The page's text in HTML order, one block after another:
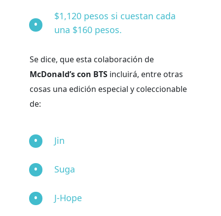
$1,120 pesos si cuestan cada
una $160 pesos.
Se dice, que esta colaboración de
McDonald’s con BTS incluirá, entre otras
cosas una edición especial y coleccionable
de:
Jin
Suga
J-Hope